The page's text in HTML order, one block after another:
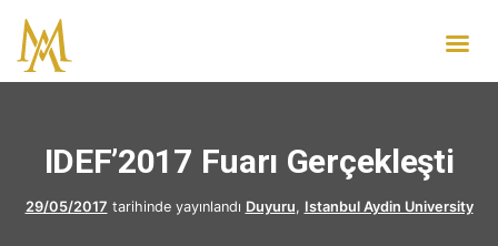
IDEF’2017 Fuarı Gerçekleşti
29/05/2017 tarihinde yayınlandı Duyuru, Istanbul Aydin University